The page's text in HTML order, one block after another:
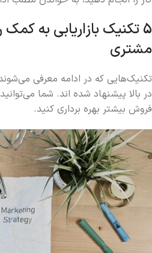
5 تکنیک بازاریابی به
مشتری
در بالا پیشنهاد شده اند. شما
فروش بیشتر بهره برداری کنید.